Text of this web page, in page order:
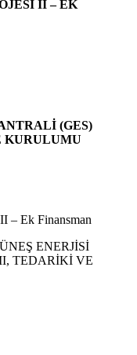
II – EK
(GES)
KURULUMU
– Ek Finansman
ENERJİSİ
TEDARİKİ VE